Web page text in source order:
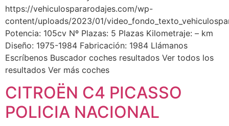
https://vehiculospararodajes.com/wp-
content/uploads/2023/01/
Potencia: 105cv Nº Plazas: 5 Plazas Kilometraje: – km
Diseño: 1975-1984 Fabricación: 1984 Llámanos
Escríbenos Buscador coches resultados Ver todos los
resultados Ver más coches
CITROËN C4 PICASSO
POLICIA NACIONAL